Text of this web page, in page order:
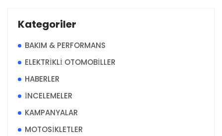
Kategoriler
BAKIM & PERFORMANS
ELEKTRİKLİ OTOMOBİLLER
HABERLER
İNCELEMELER
KAMPANYALAR
MOTOSİKLETLER